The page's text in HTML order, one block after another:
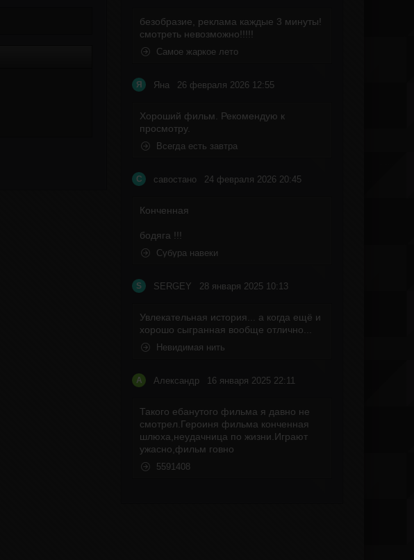
безобразие, реклама каждые 3 минуты!
смотреть невозможно!!!!!
Самое жаркое лето
Я Яна 26 февраля 2026 12:55
Хороший фильм. Рекомендую к
просмотру.
Всегда есть завтра
С савостано 24 февраля 2026 20:45
Конченная
бодяга !!!
Субура навеки
S SERGEY 28 января 2025 10:13
Увлекательная история... а когда ещё и
хорошо сыгранная вообще отлично...
Невидимая нить
А Александр 16 января 2025 22:11
Такого ебанутого фильма я давно не
смотрел.Героиня фильма конченная
шлюха,неудачница по жизни.Играют
ужасно,фильм говно
5591408